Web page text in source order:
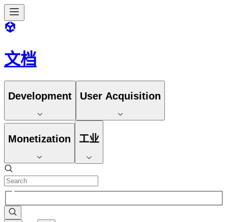
文档
Development User Acquisition
Monetization 工业